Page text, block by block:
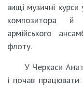
вищі музичні
композитора й
армійського
флоту.
У Черкаси
і почав